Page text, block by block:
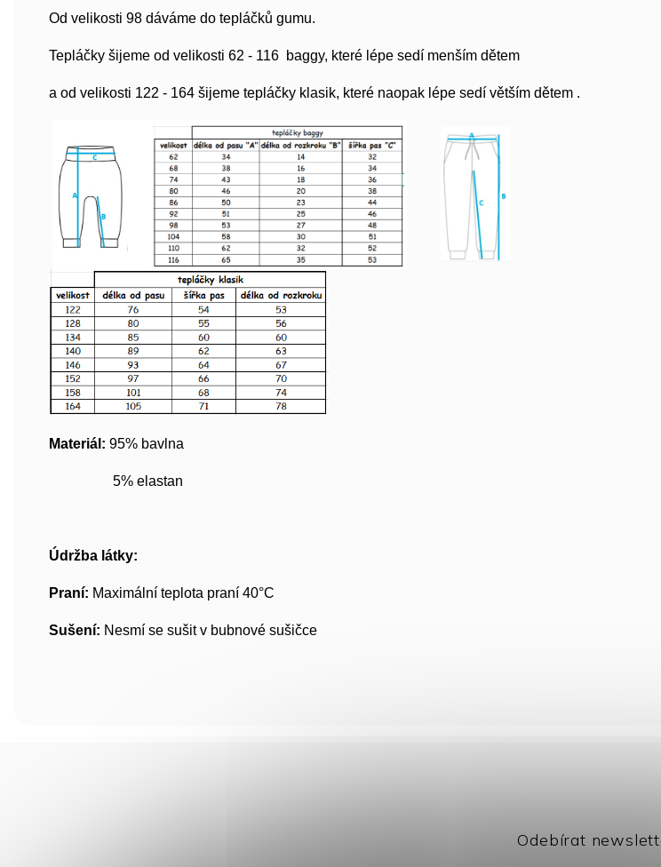
Od velikosti 98 dáváme do tepláčků gumu.
Tepláčky šijeme od velikosti 62 - 116 baggy, které lépe sedí menším dětem
a od velikosti 122 - 164 šijeme tepláčky klasik, které naopak lépe sedí větším dětem .
Materiál: 95% bavlna
5% elastan
Údržba látky:
Praní: Maximální teplota praní 40°C
Sušení: Nesmí se sušit v bubnové sušičce
Odebírat